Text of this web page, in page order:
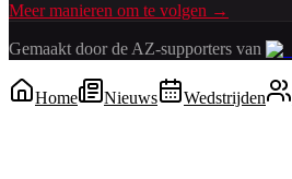
Meer manieren om te volgen →
Gemaakt door de AZ-supporters van
Home Nieuws Wedstrijden